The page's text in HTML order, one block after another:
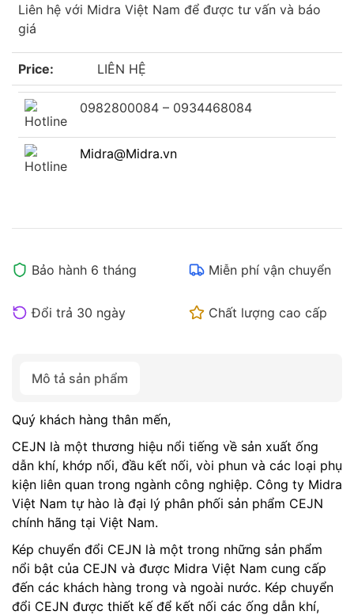
Liên hệ với Midra Việt Nam để được tư vấn và báo
giá
Price: LIÊN HỆ
0982800084 – 0934468084
Midra@Midra.vn
Bảo hành 6 tháng Miễn phí vận chuyển
Đổi trả 30 ngày Chất lượng cao cấp
Mô tả sản phẩm
Quý khách hàng thân mến,
CEJN là một thương hiệu nổi tiếng về sản xuất ống
dẫn khí, khớp nối, đầu kết nối, vòi phun và các loại phụ
kiện liên quan trong ngành công nghiệp. Công ty Midra
Việt Nam tự hào là đại lý phân phối sản phẩm CEJN
chính hãng tại Việt Nam.
Kép chuyển đổi CEJN là một trong những sản phẩm
nổi bật của CEJN và được Midra Việt Nam cung cấp
đến các khách hàng trong và ngoài nước. Kép chuyển
đổi CEJN được thiết kế để kết nối các ống dẫn khí,